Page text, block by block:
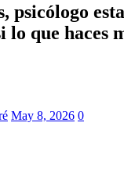
psicólogo
lo que haces
May 8, 2026 0